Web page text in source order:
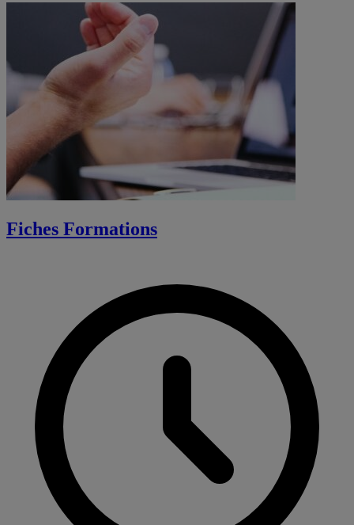
Fiches Formations